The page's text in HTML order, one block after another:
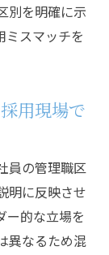
理職の違
たい実態
別を明確に示
ミスマッチを
用現場で
員の管理職区
明に反映させ
ー的な立場を
異なるため混